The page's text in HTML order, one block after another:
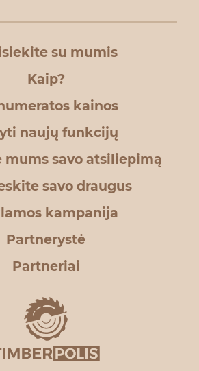
su mumis
Kaip?
kainos
naujų funkcijų
mums savo atsiliepimą
savo draugus
kampanija
Partnerystė
Partneriai